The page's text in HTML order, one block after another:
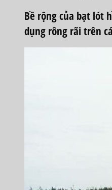
Bề rộng của bạt lót
dụng rông rãi trên